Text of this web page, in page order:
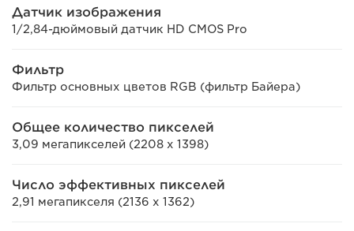
Датчик изображения
1/2,84-дюймовый датчик HD CMOS Pro
Фильтр
Фильтр основных цветов RGB (фильтр Байера)
Общее количество пикселей
3,09 мегапикселей (2208 x 1398)
Число эффективных пикселей
2,91 мегапикселя (2136 x 1362)